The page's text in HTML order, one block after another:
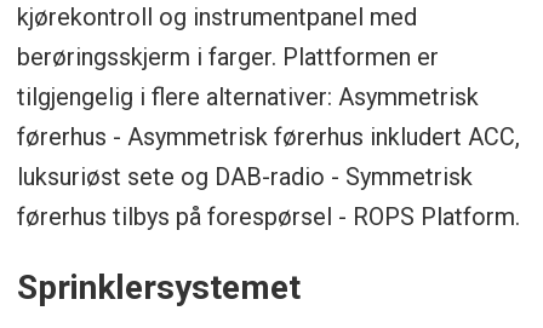
kjørekontroll og instrumentpanel med
berøringsskjerm i farger. Plattformen er
tilgjengelig i flere alternativer: Asymmetrisk
førerhus - Asymmetrisk førerhus inkludert ACC,
luksuriøst sete og DAB-radio - Symmetrisk
førerhus tilbys på forespørsel - ROPS Platform.
Sprinklersystemet